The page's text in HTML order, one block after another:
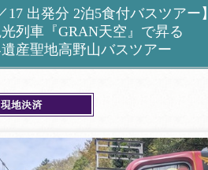
17 出発分 2泊5食付バスツアー】
列車『GRAN天空』で昇る
産聖地高野山バスツアー